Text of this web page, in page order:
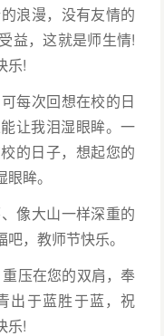
浪漫，没有友情的
益，这就是师生情!
乐!
次回想在校的日
让我泪湿眼眸。一
的日子，想起您的
眸。
像大山一样深重的
，教师节快乐。
压在您的双肩，奉
出于蓝胜于蓝，祝
乐!